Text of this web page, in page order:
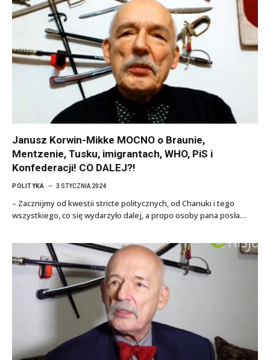
Janusz Korwin-Mikke MOCNO o Braunie,
Mentzenie, Tusku, imigrantach, WHO, PiS i
Konfederacji! CO DALEJ?!
POLITYKA 3 STYCZNIA 2024
– Zacznijmy od kwestii stricte politycznych, od Chanuki i tego
wszystkiego, co się wydarzyło dalej, a propo osoby pana posła…